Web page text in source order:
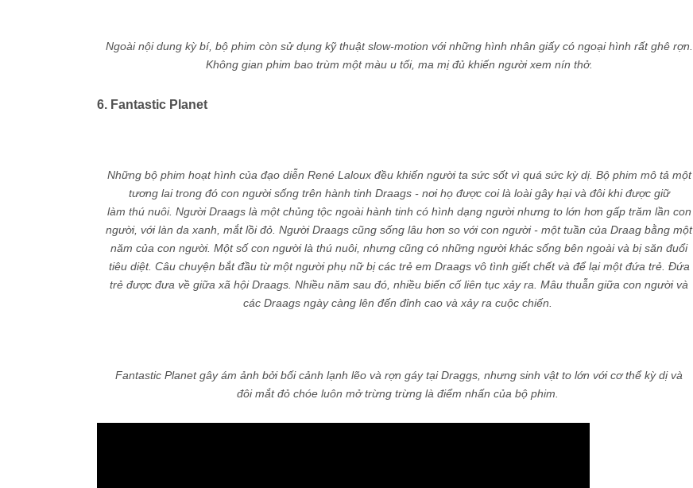
Ngoài nội dung kỳ bí, bộ phim còn sử dụng kỹ thuật slow-motion với những hình nhân giấy có ngoại hình rất ghê rợn.
Không gian phim bao trùm một màu u tối, ma mị đủ khiến người xem nín thở.
6. Fantastic Planet
Những bộ phim hoạt hình của đạo diễn René Laloux đều khiến người ta sức sốt vì quá sức kỳ dị. Bộ phim mô tả một
tương lai trong đó con người sống trên hành tinh Draags - nơi họ được coi là loài gây hại và đôi khi được giữ
làm thú nuôi. Người Draags là một chủng tộc ngoài hành tinh có hình dạng người nhưng to lớn hơn gấp trăm lần con
người, với làn da xanh, mắt lồi đỏ. Người Draags cũng sống lâu hơn so với con người - một tuần của Draag bằng một
năm của con người. Một số con người là thú nuôi, nhưng cũng có những người khác sống bên ngoài và bị săn đuổi
tiêu diệt. Câu chuyện bắt đầu từ một người phụ nữ bị các trẻ em Draags vô tình giết chết và để lại một đứa trẻ. Đứa
trẻ được đưa về giữa xã hội Draags. Nhiều năm sau đó, nhiều biến cố liên tục xảy ra. Mâu thuẫn giữa con người và
các Draags ngày càng lên đến đỉnh cao và xảy ra cuộc chiến.
Fantastic Planet gây ám ảnh bởi bối cảnh lạnh lẽo và rợn gáy tại Draggs, nhưng sinh vật to lớn với cơ thể kỳ dị và
đôi mắt đỏ chóe luôn mở trừng trừng là điểm nhấn của bộ phim.